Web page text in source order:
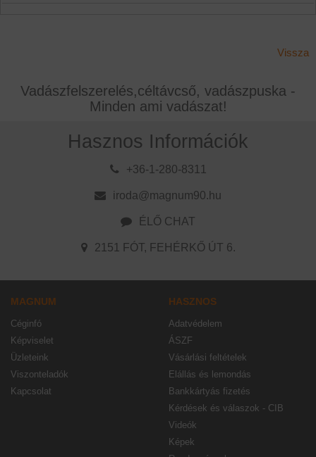
Vissza
Vadászfelszerelés,céltávcső, vadászpuska -
Minden ami vadászat!
Hasznos Információk
+36-1-280-8311
iroda@magnum90.hu
ÉLŐ CHAT
2151 FÓT, FEHÉRKŐ ÚT 6.
MAGNUM
Céginfó
Képviselet
Üzleteink
Viszonteladók
Kapcsolat
HASZNOS
Adatvédelem
ÁSZF
Vásárlási feltételek
Elállás és lemondás
Bankkártyás fizetés
Kérdések és válaszok - CIB
Videók
Képek